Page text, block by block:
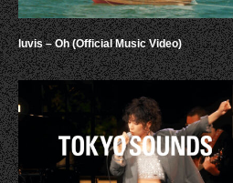
luvis – Oh (Official Music Video)